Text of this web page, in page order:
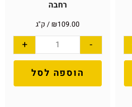
רחבה
₪109.00 / ק"ג
-
+
הוספה לסל